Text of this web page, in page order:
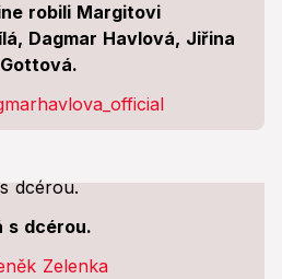
robili Margitovi
Dagmar Havlová, Jiřina
s dcérou.
Zelenka